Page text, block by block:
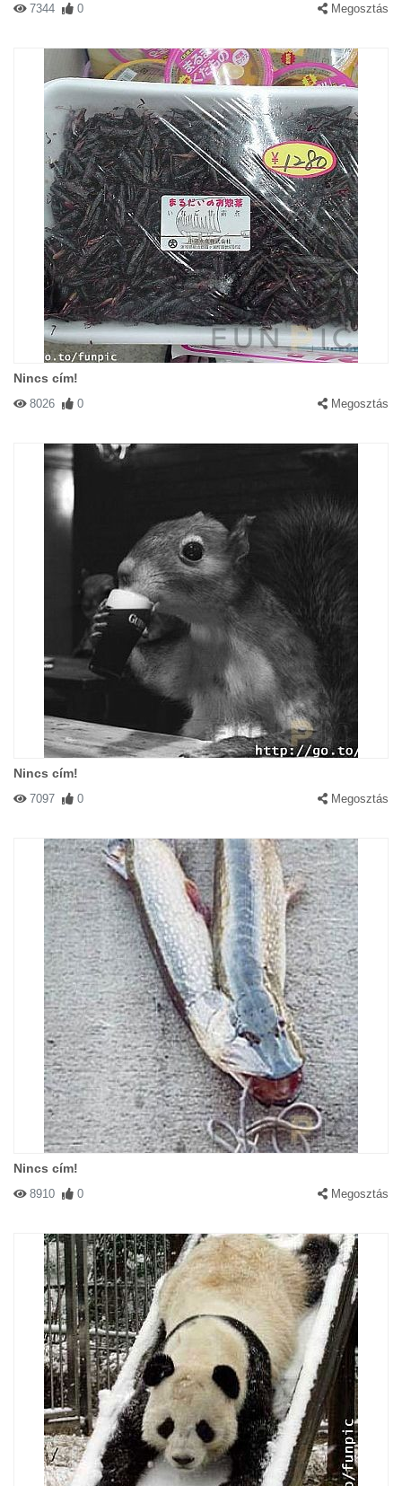
7344 0 Megosztás
Nincs cím!
8026 0 Megosztás
Nincs cím!
7097 0 Megosztás
Nincs cím!
8910 0 Megosztás